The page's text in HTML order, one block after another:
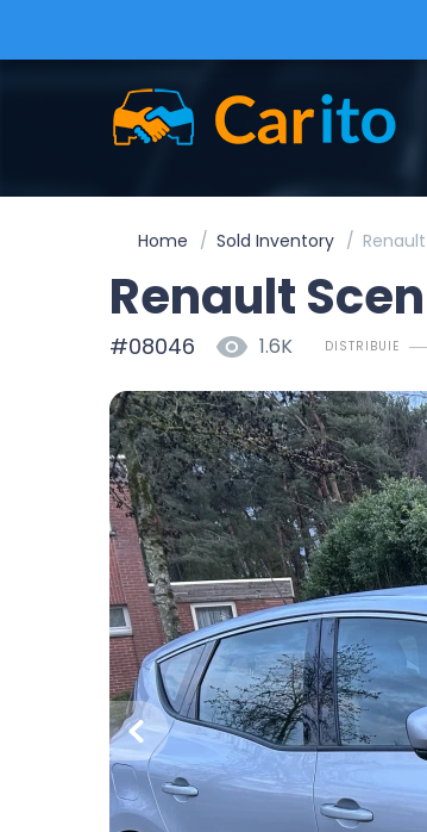
Home Sold Inventory
Renault
#08046 1.6K DISTRIBUIE